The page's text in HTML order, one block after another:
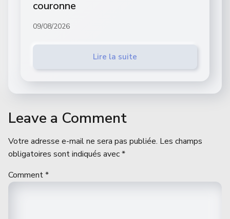
couronne
09/08/2026
Lire la suite
Leave a Comment
Votre adresse e-mail ne sera pas publiée. Les champs
obligatoires sont indiqués avec*
Comment*